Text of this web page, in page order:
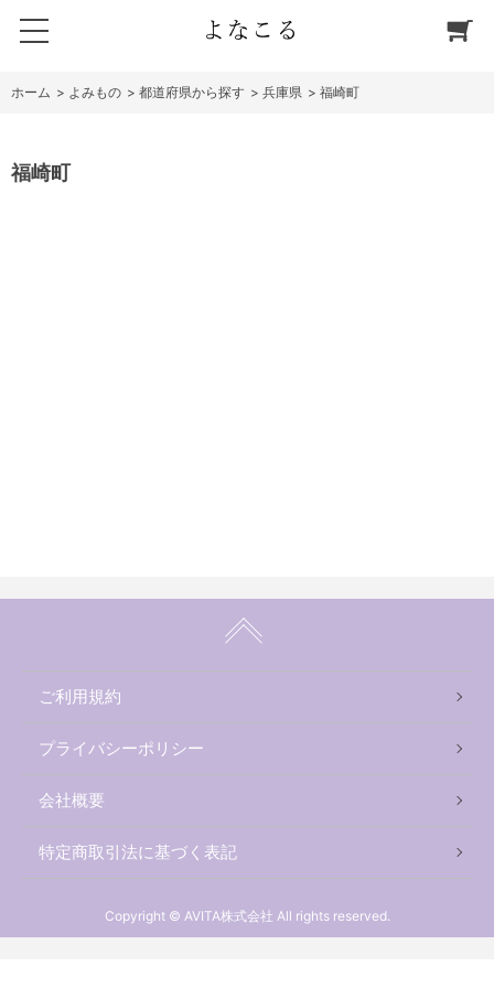
ホーム > よみもの > 都道府県から探す > 兵庫県 > 福崎町
福崎町
ご利用規約
プライバシーポリシー
会社概要
特定商取引法に基づく表記
Copyright © AVITA株式会社 All rights reserved.